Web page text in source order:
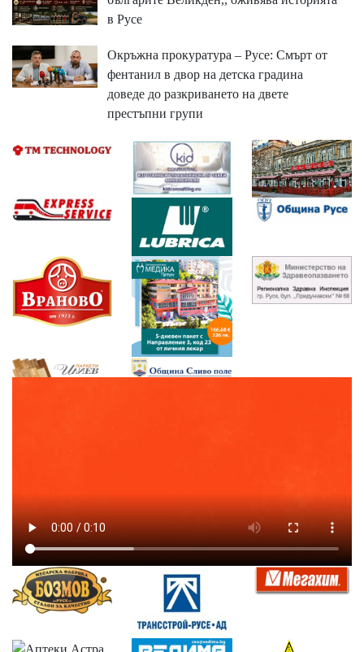
в Русе
Окръжна прокуратура – Русе: Смърт от
фентанил в двор на детска градина
доведе до разкриването на двете
престъпни групи